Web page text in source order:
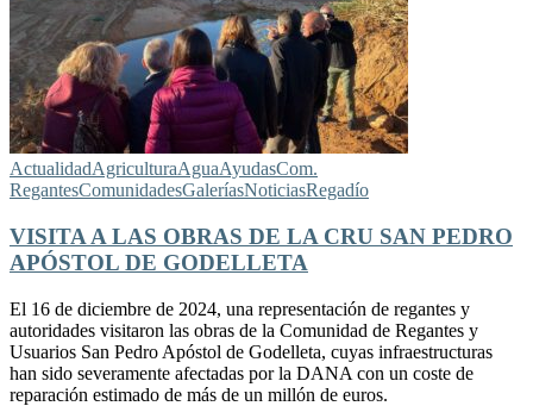
ActualidadAgriculturaAguaAyudasCom.
RegantesComunidadesGaleríasNoticiasRegadío
VISITA A LAS OBRAS DE LA CRU SAN PEDRO
APÓSTOL DE GODELLETA
El 16 de diciembre de 2024, una representación de regantes y
autoridades visitaron las obras de la Comunidad de Regantes y
Usuarios San Pedro Apóstol de Godelleta, cuyas infraestructuras
han sido severamente afectadas por la DANA con un coste de
reparación estimado de más de un millón de euros.